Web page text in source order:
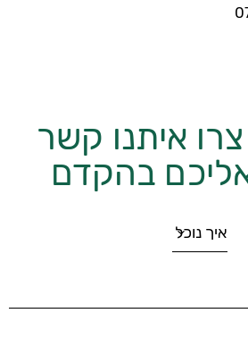
איתנו קשר
אליכם בהקדם